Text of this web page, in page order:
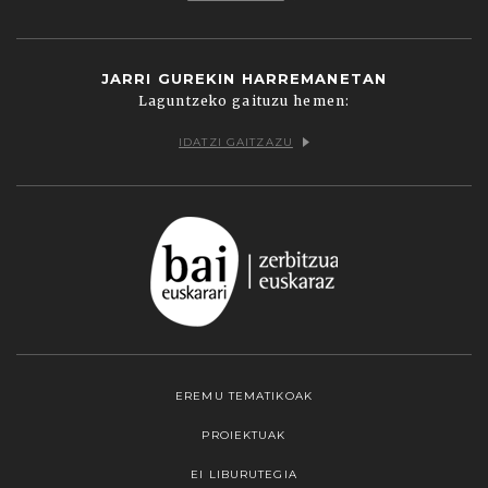
JARRI GUREKIN HARREMANETAN
Laguntzeko gaituzu hemen:
IDATZI GAITZAZU
EREMU TEMATIKOAK
PROIEKTUAK
EI LIBURUTEGIA